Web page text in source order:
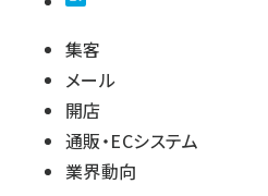
集客
メール
開店
通販・ECシステム
業界動向